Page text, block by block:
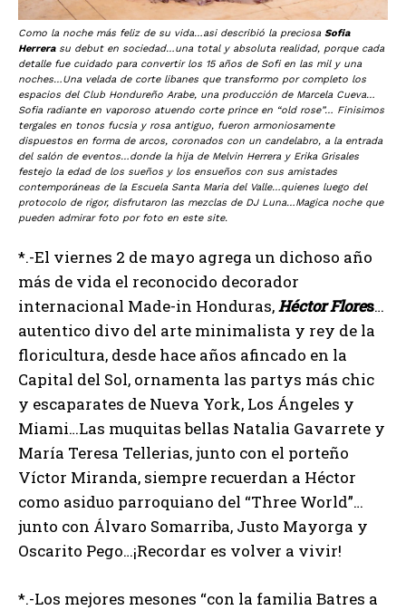
Como la noche más feliz de su vida…asi describió la preciosa Sofia
Herrerasu debut en sociedad…una total y absoluta realidad, porque cada
detalle fue cuidado para convertir los 15 años de Sofi en las mil y una
noches…Una velada de corte libanes que transformo por completo los
espacios del Club Hondureño Arabe, una producción de Marcela Cueva…
Sofia radiante en vaporoso atuendo corte prince en “old rose”… Finisimos
tergales en tonos fucsia y rosa antiguo, fueron armoniosamente
dispuestos en forma de arcos, coronados con un candelabro, a la entrada
del salón de eventos…donde la hija de Melvin Herrera y Erika Grisales
festejo la edad de los sueños y los ensueños con sus amistades
contemporáneas de la Escuela Santa Maria del Valle…quienes luego del
protocolo de rigor, disfrutaron las mezclas de DJ Luna…Magica noche que
pueden admirar foto por foto en este site.
*.-El viernes 2 de mayo agrega un dichoso año
más de vida el reconocido decorador
internacional Made-in Honduras,Héctor Flores…
autentico divo del arte minimalista y rey de la
floricultura, desde hace años afincado en la
Capital del Sol, ornamenta las partys más chic
y escaparates de Nueva York, Los Ángeles y
Miami…Las muquitas bellas Natalia Gavarrete y
María Teresa Tellerias, junto con el porteño
Víctor Miranda, siempre recuerdan a Héctor
como asiduo parroquiano del “Three World”…
junto con Álvaro Somarriba, Justo Mayorga y
Oscarito Pego…¡Recordar es volver a vivir!
*.-Los mejores mesones “con la familia Batres a